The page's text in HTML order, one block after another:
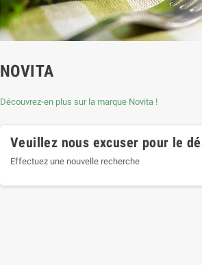
NOVITA
Découvrez-en plus sur la marque Novita !
Veuillez nous excuser pour le
Effectuez une nouvelle recherche